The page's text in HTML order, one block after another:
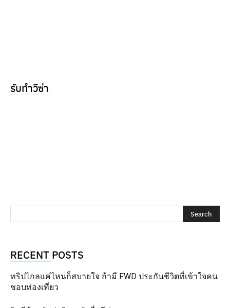
รับทำวีซ่า
RECENT POSTS
ทริปไกลแค่ไหนก็สบายใจ ถ้ามี FWD ประกันชีวิตที่เข้าใจคน
ชอบท่องเที่ยว